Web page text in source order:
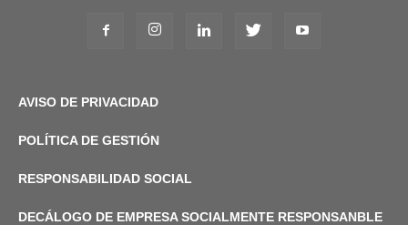
AVISO DE PRIVACIDAD
POLÍTICA DE GESTIÓN
RESPONSABILIDAD SOCIAL
DECÁLOGO DE EMPRESA SOCIALMENTE RESPONSANBLE